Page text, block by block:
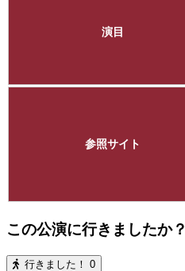
演目
参照サイト
この公演に行きましたか？
行きました！ 0